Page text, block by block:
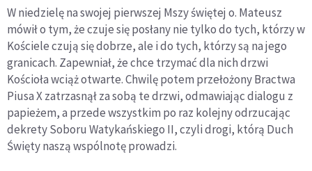
W niedzielę na swojej pierwszej Mszy świętej o. Mateusz
mówił o tym, że czuje się posłany nie tylko do tych, którzy w
Kościele czują się dobrze, ale i do tych, którzy są na jego
granicach. Zapewniał, że chce trzymać dla nich drzwi
Kościoła wciąż otwarte. Chwilę potem przełożony Bractwa
Piusa X zatrzasnął za sobą te drzwi, odmawiając dialogu z
papieżem, a przede wszystkim po raz kolejny odrzucając
dekrety Soboru Watykańskiego II, czyli drogi, którą Duch
Święty naszą wspólnotę prowadzi.